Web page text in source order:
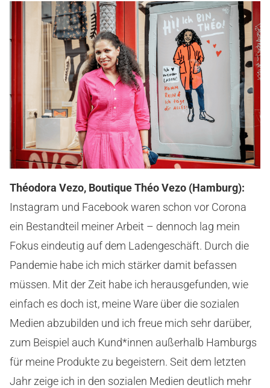
Théodora Vezo, Boutique Théo Vezo (Hamburg):
Instagram und Facebook waren schon vor Corona
ein Bestandteil meiner Arbeit – dennoch lag mein
Fokus eindeutig auf dem Ladengeschäft. Durch die
Pandemie habe ich mich stärker damit befassen
müssen. Mit der Zeit habe ich herausgefunden, wie
einfach es doch ist, meine Ware über die sozialen
Medien abzubilden und ich freue mich sehr darüber,
zum Beispiel auch Kund*innen außerhalb Hamburgs
für meine Produkte zu begeistern. Seit dem letzten
Jahr zeige ich in den sozialen Medien deutlich mehr